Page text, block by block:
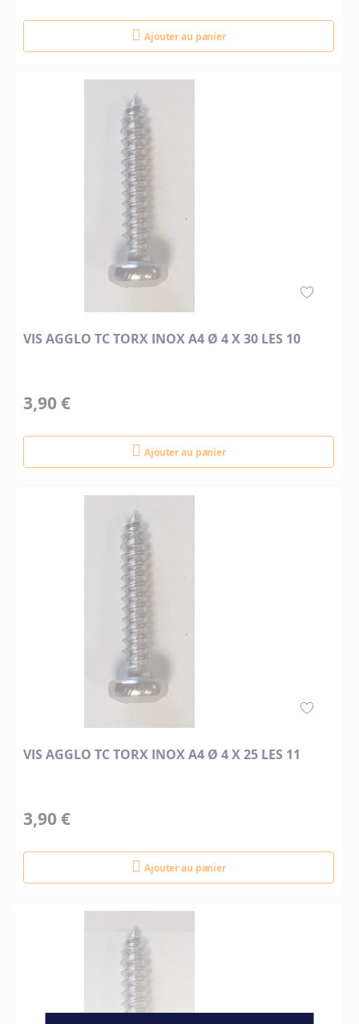
Ajouter au panier
VIS AGGLO TC TORX INOX A4 Ø 4 X 30 LES 10
3,90 €
Ajouter au panier
VIS AGGLO TC TORX INOX A4 Ø 4 X 25 LES 11
3,90 €
Ajouter au panier